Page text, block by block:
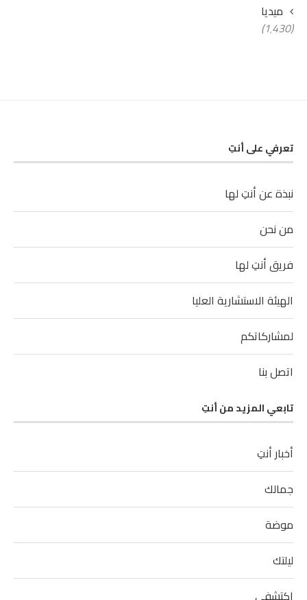
ميديا
(1٬430)
تعرفي على أنتِ
نبذة عن أنتِ لها
من نحن
فريق أنتِ لها
الهيئة الاستشارية العليا
لمشاركاتكم
اتصل بنا
تابعي المزيد من أنتِ
أخبار أنتِ
جمالك
موضة
ليلتك